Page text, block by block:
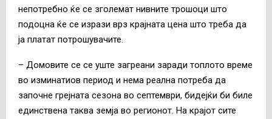
непотребно ќе се зголемат нивните трошоци што
подоцна ќе се изрази врз крајната цена што треба да
ја платат потрошувачите.
– Домовите се се уште загреани заради топлото време
во изминатиов период и нема реална потреба да
започне грејната сезона во септември, бидејќи би биле
единствена таква земја во регионот. На крајот сите